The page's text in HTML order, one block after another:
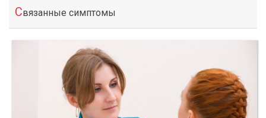
Связанные симптомы